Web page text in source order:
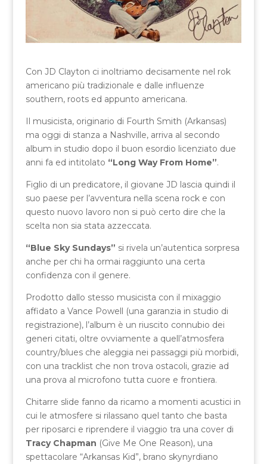
Con JD Clayton ci inoltriamo decisamente nel rok
americano più tradizionale e dalle influenze
southern, roots ed appunto americana.
Il musicista, originario di Fourth Smith (Arkansas)
ma oggi di stanza a Nashville, arriva al secondo
album in studio dopo il buon esordio licenziato due
anni fa ed intitolato “Long Way From Home”.
Figlio di un predicatore, il giovane JD lascia quindi il
suo paese per l’avventura nella scena rock e con
questo nuovo lavoro non si può certo dire che la
scelta non sia stata azzeccata.
“Blue Sky Sundays” si rivela un’autentica sorpresa
anche per chi ha ormai raggiunto una certa
confidenza con il genere.
Prodotto dallo stesso musicista con il mixaggio
affidato a Vance Powell (una garanzia in studio di
registrazione), l’album è un riuscito connubio dei
generi citati, oltre ovviamente a quell’atmosfera
country/blues che aleggia nei passaggi più morbidi,
con una tracklist che non trova ostacoli, grazie ad
una prova al microfono tutta cuore e frontiera.
Chitarre slide fanno da ricamo a momenti acustici in
cui le atmosfere si rilassano quel tanto che basta
per riposarci e riprendere il viaggio tra una cover di
Tracy Chapman (Give Me One Reason), una
spettacolare “Arkansas Kid”, brano skynyrdiano